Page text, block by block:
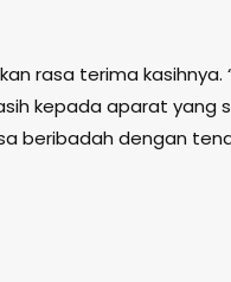
rasa terima kasihnya.
kepada aparat yang
beribadah dengan